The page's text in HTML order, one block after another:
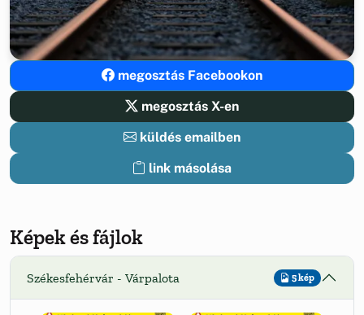
megosztás Facebookon
megosztás X-en
küldés emailben
link másolása
Képek és fájlok
Székesfehérvár - Várpalota 5 kép